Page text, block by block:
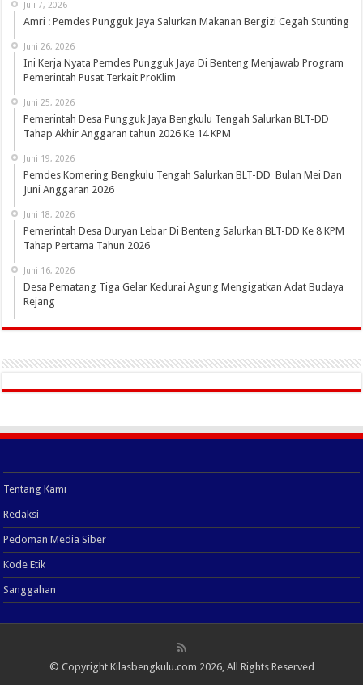
Juli 7, 2026
Amri : Pemdes Pungguk Jaya Salurkan Makanan Bergizi Cegah Stunting
Juni 26, 2026
Ini Kerja Nyata Pemdes Pungguk Jaya Di Benteng Menjawab Program
Pemerintah Pusat Terkait ProKlim
Juni 25, 2026
Pemerintah Desa Pungguk Jaya Bengkulu Tengah Salurkan BLT-DD
Tahap Akhir Anggaran tahun 2026 Ke 14 KPM
Juni 19, 2026
Pemdes Komering Bengkulu Tengah Salurkan BLT-DD Bulan Mei Dan
Juni Anggaran 2026
Juni 18, 2026
Pemerintah Desa Duryan Lebar Di Benteng Salurkan BLT-DD Ke 8 KPM
Tahap Pertama Tahun 2026
Juni 16, 2026
Desa Pematang Tiga Gelar Kedurai Agung Mengigatkan Adat Budaya
Rejang
Tentang Kami
Redaksi
Pedoman Media Siber
Kode Etik
Sanggahan
© Copyright Kilasbengkulu.com 2026, All Rights Reserved